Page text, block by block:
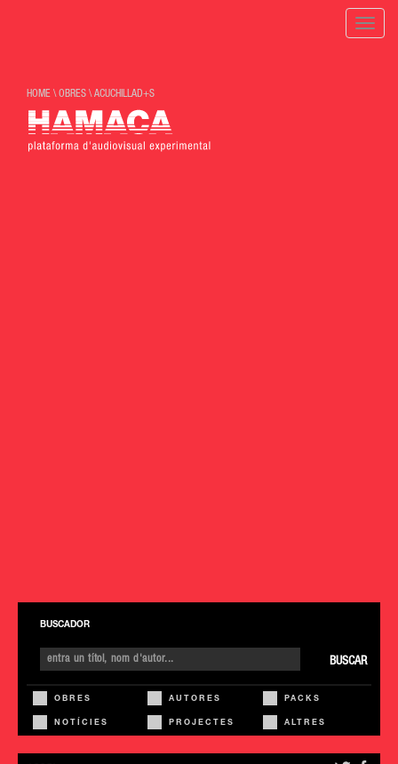
Toggle
HOME \OBRES \ACUCHILLAD+S
BUSCADOR
BUSCAR
OBRES AUTORES PACKS
NOTÍCIES PROJECTES ALTRES